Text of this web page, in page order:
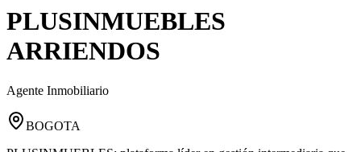
PLUSINMUEBLES
ARRIENDOS
Agente Inmobiliario
BOGOTA